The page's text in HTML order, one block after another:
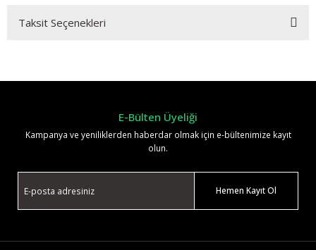
Taksit Seçenekleri
E-Bülten Üyeliği
Kampanya ve yeniliklerden haberdar olmak için e-bültenimize kayıt
olun.
Hemen Kayıt Ol